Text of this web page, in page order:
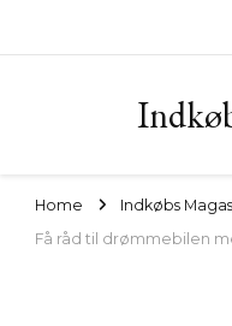
Home
Indkøbs
Få råd til drømmebilen